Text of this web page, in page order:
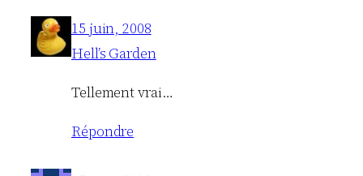
15 juin, 2008
Hell’s Garden
Tellement vrai…
Répondre